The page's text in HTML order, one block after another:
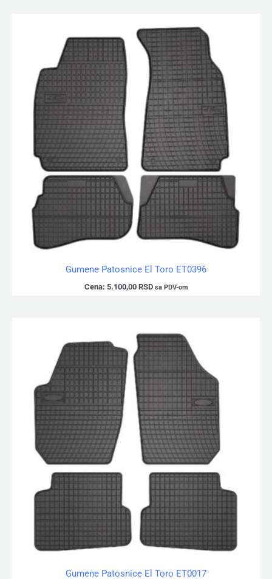
Gumene Patosnice El Toro ET0396
Cena: 5.100,00 RSD sa PDV-om
Gumene Patosnice El Toro ET0017